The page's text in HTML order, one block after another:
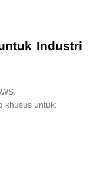
Industri
khusus untuk: